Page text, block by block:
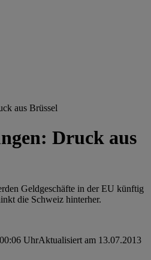
aus Brüssel
Druck aus
Geldgeschäfte in der EU künftig
die Schweiz hinterher.
UhrAktualisiert am 13.07.2013